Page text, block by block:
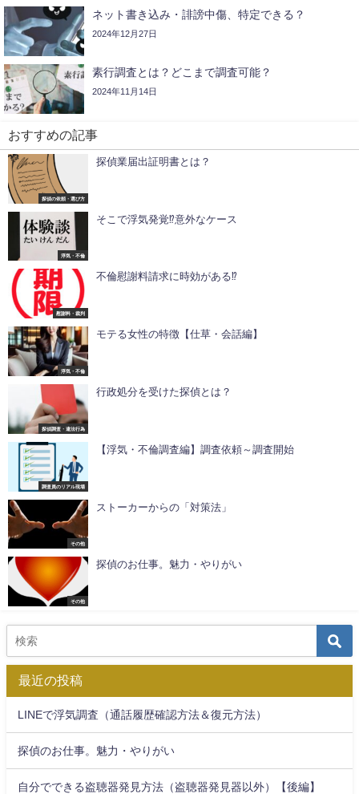
ネット書き込み・誹謗中傷、特定できる？
2024年12月27日
素行調査とは？どこまで調査可能？
2024年11月14日
おすすめの記事
探偵の依頼・選び方
探偵業届出証明書とは？
浮気・不倫
そこで浮気発覚⁉意外なケース
慰謝料・裁判
不倫慰謝料請求に時効がある⁉
浮気・不倫
モテる女性の特徴【仕草・会話編】
探偵調査・違法行為
行政処分を受けた探偵とは？
調査員のリアル現場
【浮気・不倫調査編】調査依頼～調査開始
その他
ストーカーからの「対策法」
その他
探偵のお仕事。魅力・やりがい
最近の投稿
LINEで浮気調査（通話履歴確認方法＆復元方法）
探偵のお仕事。魅力・やりがい
自分でできる盗聴器発見方法（盗聴器発見器以外）【後編】